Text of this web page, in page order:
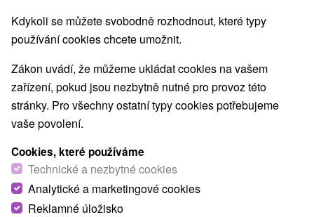
Kdykoli se můžete svobodně rozhodnout, které typy
používání cookies chcete umožnit.
Zákon uvádí, že můžeme ukládat cookies na vašem
zařízení, pokud jsou nezbytně nutné pro provoz této
stránky. Pro všechny ostatní typy cookies potřebujeme
vaše povolení.
Cookies, které používáme
Technické a nezbytné cookies
Analytické a marketingové cookies
Reklamné úložisko